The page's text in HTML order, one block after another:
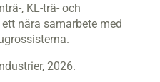
, KL-trä- och
nära samarbete med
2026.